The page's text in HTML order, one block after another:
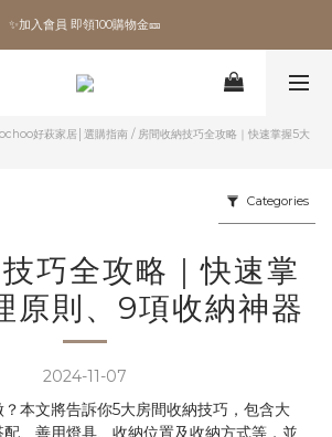
✨加入會員 即領100購物金🎫
全館滿額現折🔥
加拿大Umbra．買千送百🎫
✨加入會員 即領100購物金🎫
好萩家居│選購指南 / 房間收納技巧全攻略｜快速掌握5大
Categories
巧全攻略｜快速掌
原則、9項收納神器
2024-11-07
本文將告訴你5大房間收納技巧，包含大
、善用燈具、收納位置及收納方式等，並